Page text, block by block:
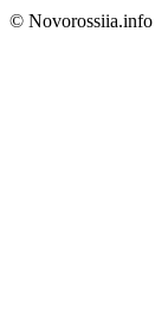
© Novorossiia.info